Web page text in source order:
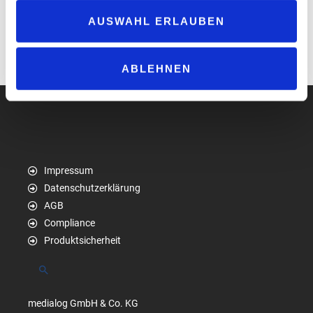
AUSWAHL ERLAUBEN
ABLEHNEN
gerade zu den Deutschland-Spielen, von denen es hoffentlich viele
geben wird. Planen Sie die Vorkühlung, wenn es Ihre Kapazitäten
zulassen. Gekühlte Getränke verkaufen sich immer besser.
Impressum
Datenschutzerklärung
AGB
Compliance
Produktsicherheit
Suchen
medialog GmbH & Co. KG